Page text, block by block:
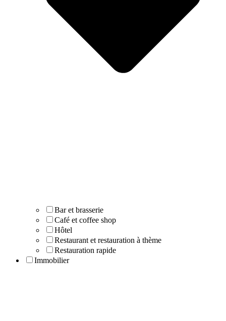
Bar et brasserie
Café et coffee shop
Hôtel
Restaurant et restauration à thème
Restauration rapide
Immobilier